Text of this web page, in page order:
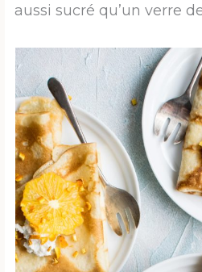
aussi sucré qu’un verre